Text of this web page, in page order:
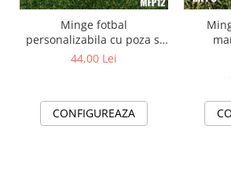
Minge fotbal
personalizabila cu poza si
text MFN12
44,00 Lei
CONFIGUREAZA